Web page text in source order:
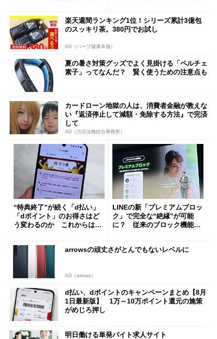
楽天週間ランキング1位！シリーズ累計3億包
のスッキリ茶。380円でお試し
AD（ハーブ健康本舗）
夏の暑さ対策グッズでよく見掛ける「ペルチェ
素子」ってなんだ？ 賢く使うための注意点も
カードローン地獄の人は、消費者金融が教えな
い『返済停止して減額・免除する方法』で完済
して
AD（渋谷法務総合事務所）
“特典終了”が続く「d払い」
「dポイント」のお得さはど
う変わるのか これからは
LINEの新「プレミアムブロッ
ク」で完全な“絶縁”が可能
に？ 従来のブロック機能と
arrowsの頑丈さがとんでもないレベルに
AD（arrows）
d払い、dポイントのキャンペーンまとめ【8月
1日最新版】 1万～10万ポイント還元の施策
がめじろ押し
明日働ける単発バイト求人サイト